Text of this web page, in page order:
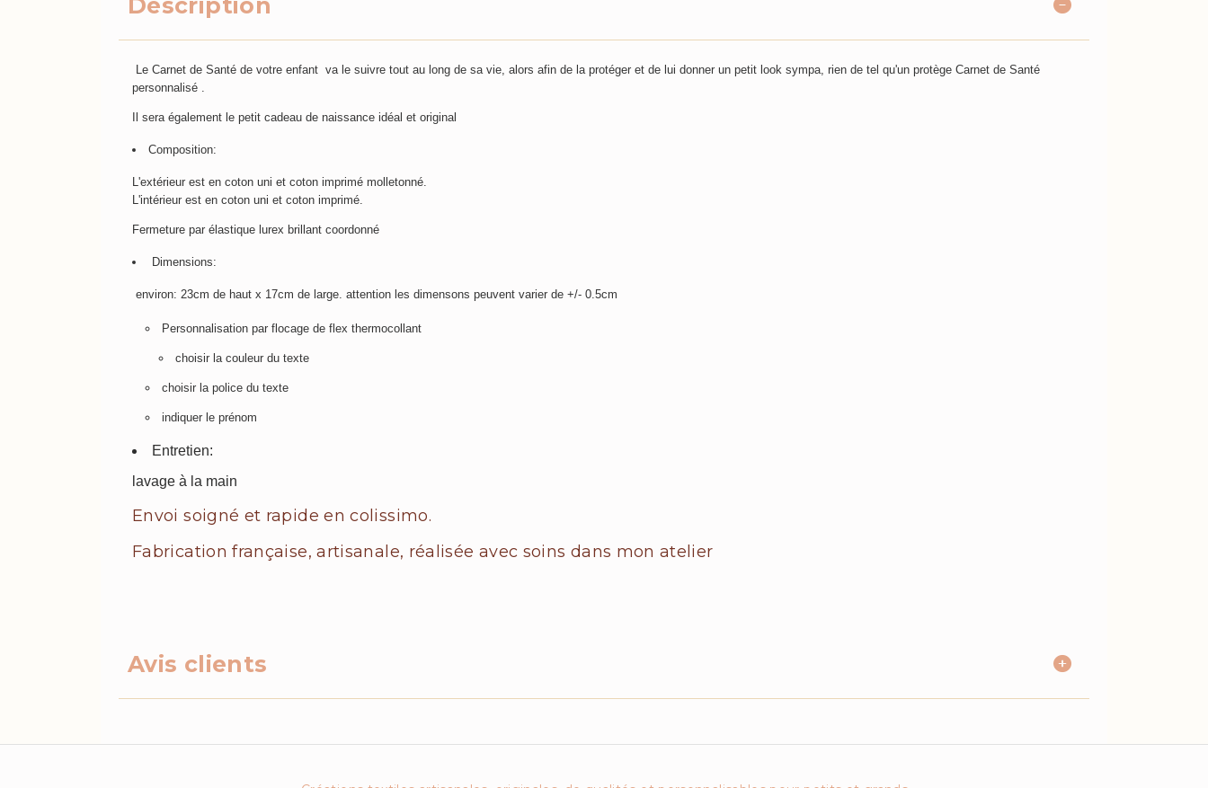
Le Carnet de Santé de votre enfant va le suivre tout au long de sa vie, alors afin de la protéger et de lui donner un petit look sympa, rien de tel qu'un protège Carnet de Santé
personnalisé .
Il sera également le petit cadeau de naissance idéal et original
Composition:
L'extérieur est en coton uni et coton imprimé molletonné.
L'intérieur est en coton uni et coton imprimé.
Fermeture par élastique lurex brillant coordonné
Dimensions:
environ: 23cm de haut x 17cm de large. attention les dimensons peuvent varier de +/- 0.5cm
Personnalisation par flocage de flex thermocollant
choisir la couleur du texte
choisir la police du texte
indiquer le prénom
Entretien:
lavage à la main
Envoi soigné et rapide en colissimo.
Fabrication française, artisanale, réalisée avec soins dans mon atelier
Avis clients